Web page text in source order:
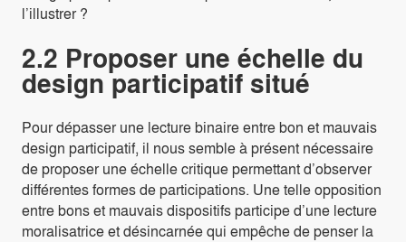
l’illustrer ?
2.2 Proposer une échelle du
design participatif situé
Pour dépasser une lecture binaire entre bon et mauvais
design participatif, il nous semble à présent nécessaire
de proposer une échelle critique permettant d’observer
différentes formes de participations. Une telle opposition
entre bons et mauvais dispositifs participe d’une lecture
moralisatrice et désincarnée qui empêche de penser la